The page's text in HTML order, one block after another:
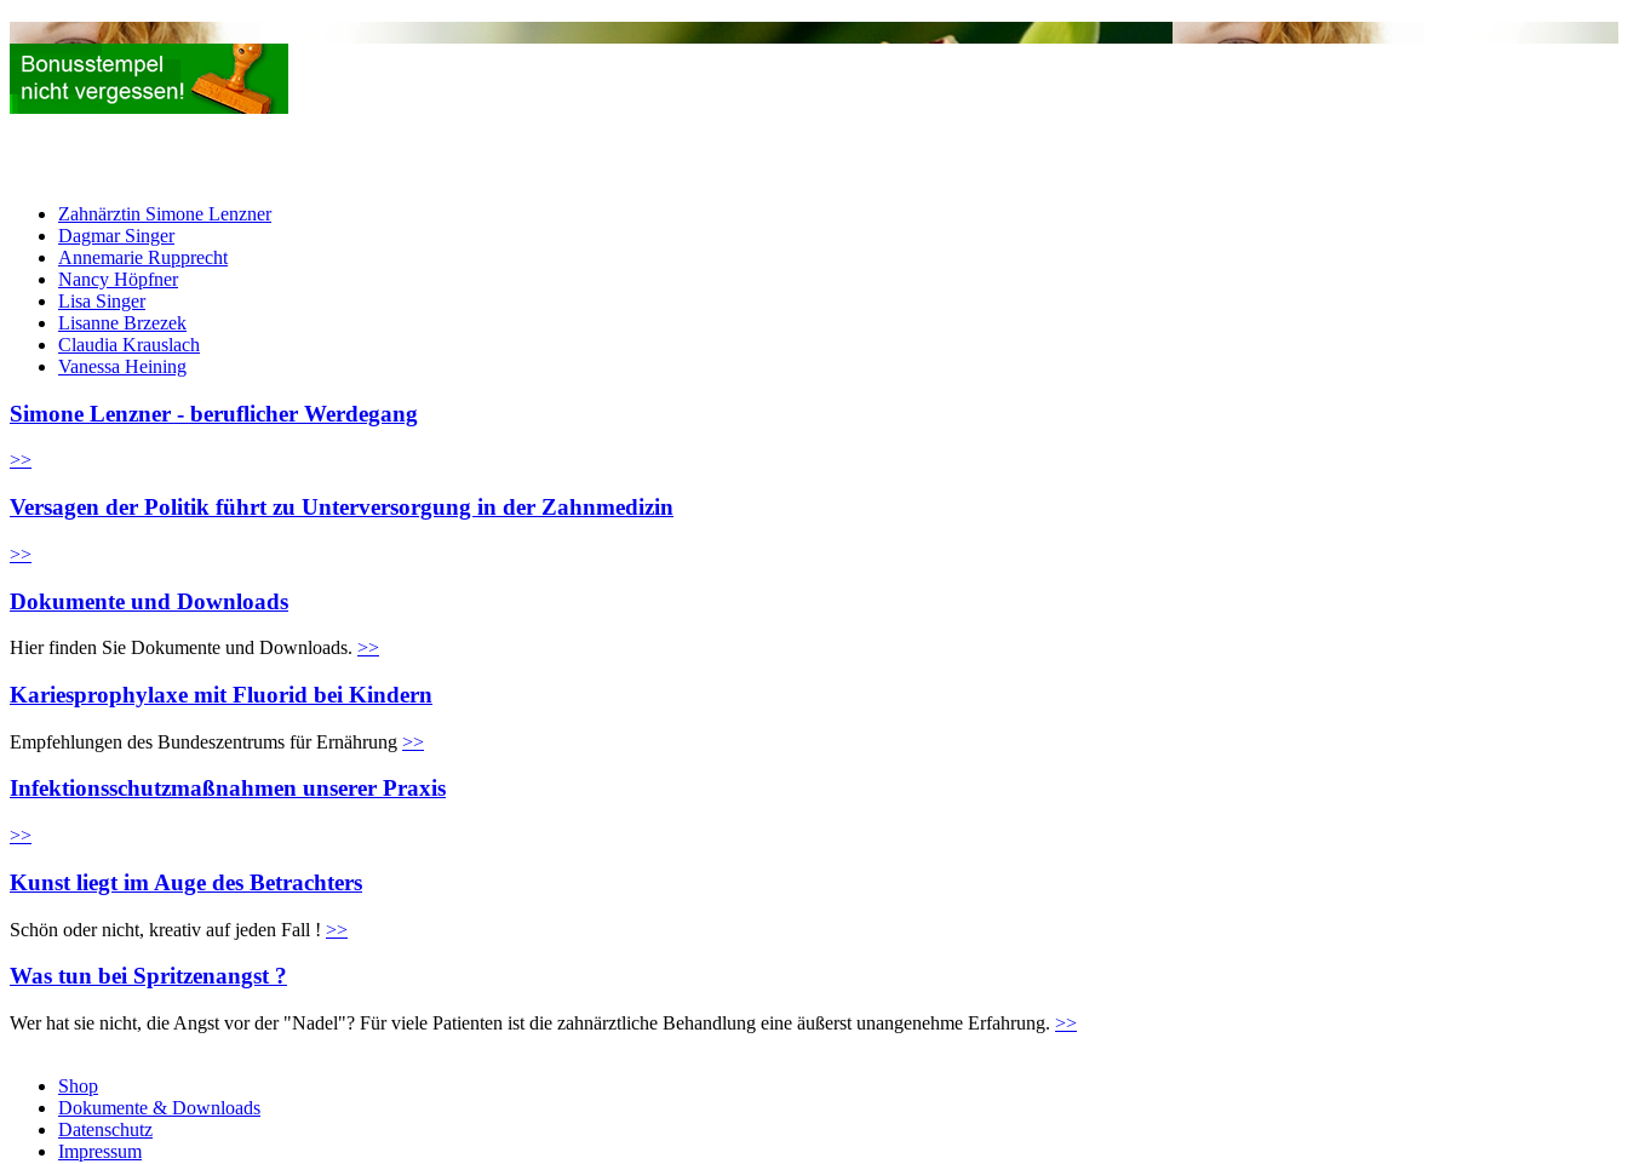
Zahnärztin Simone Lenzner
Dagmar Singer
Annemarie Rupprecht
Nancy Höpfner
Lisa Singer
Lisanne Brzezek
Claudia Krauslach
Vanessa Heining
Simone Lenzner - beruflicher Werdegang
>>
Versagen der Politik führt zu Unterversorgung in der Zahnmedizin
>>
Dokumente und Downloads
Hier finden Sie Dokumente und Downloads. >>
Kariesprophylaxe mit Fluorid bei Kindern
Empfehlungen des Bundeszentrums für Ernährung >>
Infektionsschutzmaßnahmen unserer Praxis
>>
Kunst liegt im Auge des Betrachters
Schön oder nicht, kreativ auf jeden Fall ! >>
Was tun bei Spritzenangst ?
Wer hat sie nicht, die Angst vor der "Nadel"? Für viele Patienten ist die zahnärztliche Behandlung eine äußerst unangenehme Erfahrung. >>
Shop
Dokumente & Downloads
Datenschutz
Impressum